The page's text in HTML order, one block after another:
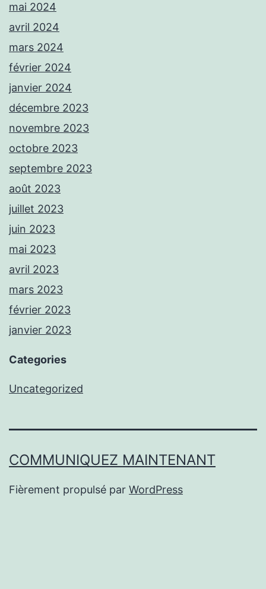
mai 2024
avril 2024
mars 2024
février 2024
janvier 2024
décembre 2023
novembre 2023
octobre 2023
septembre 2023
août 2023
juillet 2023
juin 2023
mai 2023
avril 2023
mars 2023
février 2023
janvier 2023
Categories
Uncategorized
COMMUNIQUEZ MAINTENANT
Fièrement propulsé par WordPress